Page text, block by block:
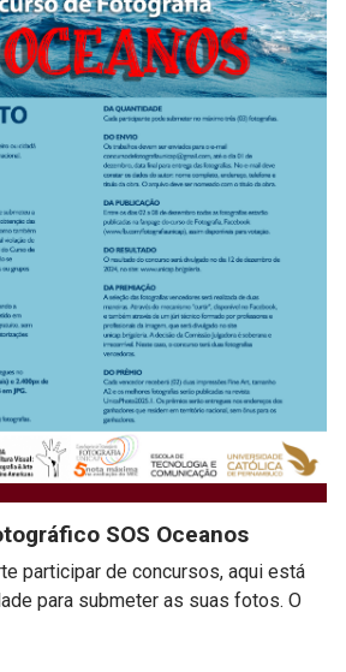
SOS Oceanos
participar de concursos, aqui está
para submeter as suas fotos. O